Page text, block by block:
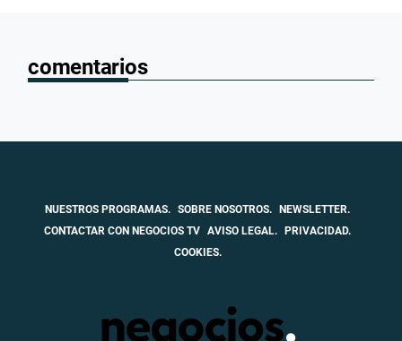
comentarios
NUESTROS PROGRAMAS. SOBRE NOSOTROS.
NEWSLETTER.
CONTACTAR CON NEGOCIOS TV AVISO LEGAL.
PRIVACIDAD.
COOKIES.